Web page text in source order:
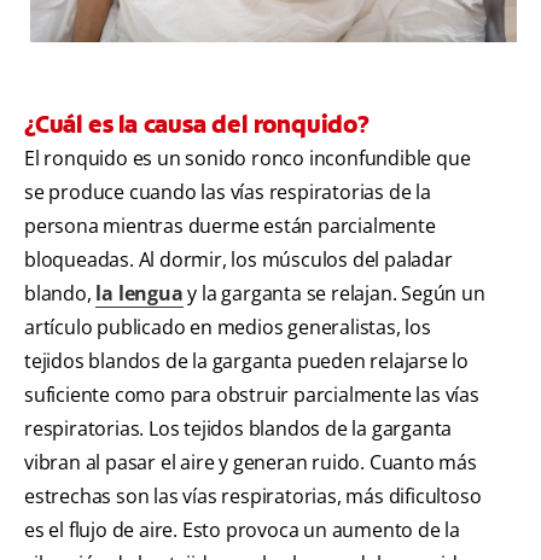
¿Cuál es la causa del ronquido?
El ronquido es un sonido ronco inconfundible que
se produce cuando las vías respiratorias de la
persona mientras duerme están parcialmente
bloqueadas. Al dormir, los músculos del paladar
blando, la lenguay la garganta se relajan. Según un
artículo publicado en medios generalistas, los
tejidos blandos de la garganta pueden relajarse lo
suficiente como para obstruir parcialmente las vías
respiratorias. Los tejidos blandos de la garganta
vibran al pasar el aire y generan ruido. Cuanto más
estrechas son las vías respiratorias, más dificultoso
es el flujo de aire. Esto provoca un aumento de la